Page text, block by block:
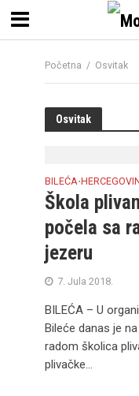
Početna / Osvitak
Osvitak
BILEĆA•
Škola
počela sa
jezeru
7. Jula 2018.
BILEĆA – U
Bileće danas je
radom školica
plivačke...